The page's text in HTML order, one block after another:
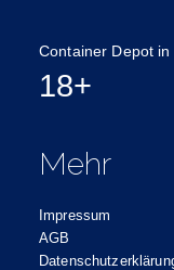
Container Depot
18+
Mehr
Impressum
AGB